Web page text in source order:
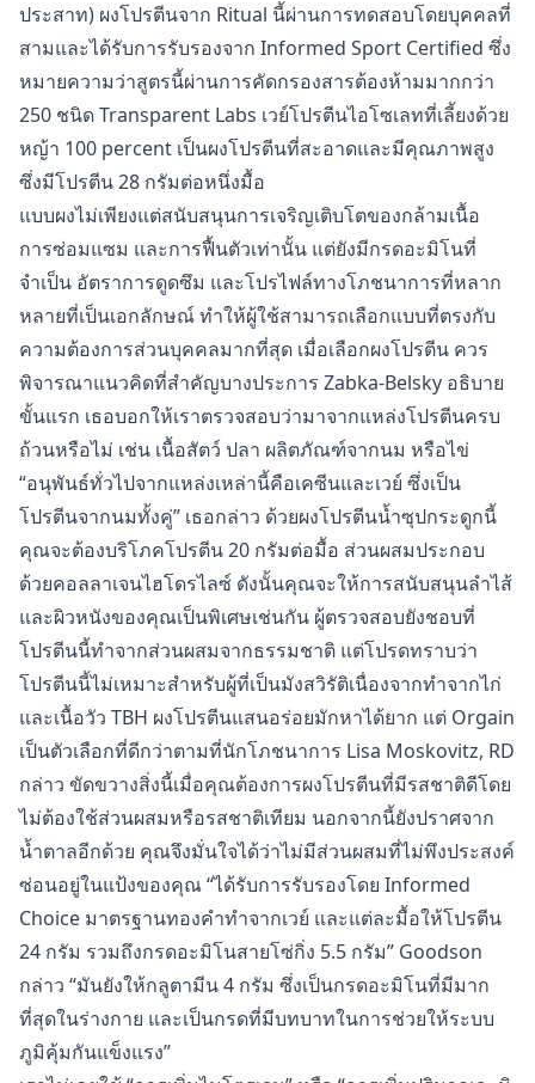
ประสาท) ผงโปรตีนจาก Ritual นี้ผ่านการทดสอบโดยบุคคลที่
สามและได้รับการรับรองจาก Informed Sport Certified ซึ่ง
หมายความว่าสูตรนี้ผ่านการคัดกรองสารต้องห้ามมากกว่า
250 ชนิด Transparent Labs เวย์โปรตีนไอโซเลทที่เลี้ยงด้วย
หญ้า 100 percent เป็นผงโปรตีนที่สะอาดและมีคุณภาพสูง
ซึ่งมีโปรตีน 28 กรัมต่อหนึ่งมื้อ
แบบผงไม่เพียงแต่สนับสนุนการเจริญเติบโตของกล้ามเนื้อ
การซ่อมแซม และการฟื้นตัวเท่านั้น แต่ยังมีกรดอะมิโนที่
จำเป็น อัตราการดูดซึม และโปรไฟล์ทางโภชนาการที่หลาก
หลายที่เป็นเอกลักษณ์ ทำให้ผู้ใช้สามารถเลือกแบบที่ตรงกับ
ความต้องการส่วนบุคคลมากที่สุด เมื่อเลือกผงโปรตีน ควร
พิจารณาแนวคิดที่สำคัญบางประการ Zabka-Belsky อธิบาย
ขั้นแรก เธอบอกให้เราตรวจสอบว่ามาจากแหล่งโปรตีนครบ
ถ้วนหรือไม่ เช่น เนื้อสัตว์ ปลา ผลิตภัณฑ์จากนม หรือไข่
“อนุพันธ์ทั่วไปจากแหล่งเหล่านี้คือเคซีนและเวย์ ซึ่งเป็น
โปรตีนจากนมทั้งคู่” เธอกล่าว ด้วยผงโปรตีนน้ำซุปกระดูกนี้
คุณจะต้องบริโภคโปรตีน 20 กรัมต่อมื้อ ส่วนผสมประกอบ
ด้วยคอลลาเจนไฮโดรไลซ์ ดังนั้นคุณจะให้การสนับสนุนลำไส้
และผิวหนังของคุณเป็นพิเศษเช่นกัน ผู้ตรวจสอบยังชอบที่
โปรตีนนี้ทำจากส่วนผสมจากธรรมชาติ แต่โปรดทราบว่า
โปรตีนนี้ไม่เหมาะสำหรับผู้ที่เป็นมังสวิรัติเนื่องจากทำจากไก่
และเนื้อวัว TBH ผงโปรตีนแสนอร่อยมักหาได้ยาก แต่ Orgain
เป็นตัวเลือกที่ดีกว่าตามที่นักโภชนาการ Lisa Moskovitz, RD
กล่าว ขัดขวางสิ่งนี้เมื่อคุณต้องการผงโปรตีนที่มีรสชาติดีโดย
ไม่ต้องใช้ส่วนผสมหรือรสชาติเทียม นอกจากนี้ยังปราศจาก
น้ำตาลอีกด้วย คุณจึงมั่นใจได้ว่าไม่มีส่วนผสมที่ไม่พึงประสงค์
ซ่อนอยู่ในแป้งของคุณ “ได้รับการรับรองโดย Informed
Choice มาตรฐานทองคำทำจากเวย์ และแต่ละมื้อให้โปรตีน
24 กรัม รวมถึงกรดอะมิโนสายโซ่กิ่ง 5.5 กรัม” Goodson
กล่าว “มันยังให้กลูตามีน 4 กรัม ซึ่งเป็นกรดอะมิโนที่มีมาก
ที่สุดในร่างกาย และเป็นกรดที่มีบทบาทในการช่วยให้ระบบ
ภูมิคุ้มกันแข็งแรง”